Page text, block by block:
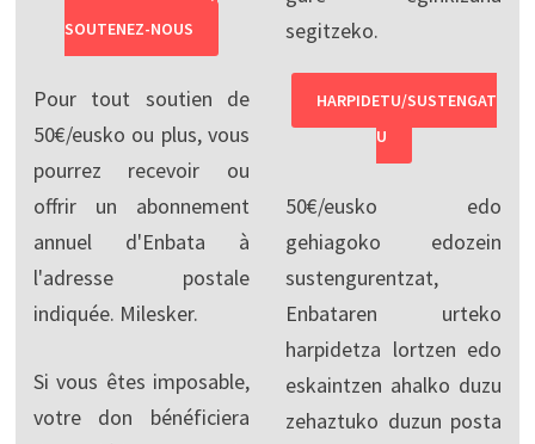
SOUTENEZ-NOUS
Pour tout soutien de
50€/eusko ou plus, vous
pourrez recevoir ou
offrir un abonnement
annuel d'Enbata à
l'adresse postale
indiquée. Milesker.
Si vous êtes imposable,
votre don bénéficiera
segitzeko.
HARPIDETU/SUSTENGAT
U
50€/eusko edo
gehiagoko edozein
sustengurentzat,
Enbataren urteko
harpidetza lortzen edo
eskaintzen ahalko duzu
zehaztuko duzun posta